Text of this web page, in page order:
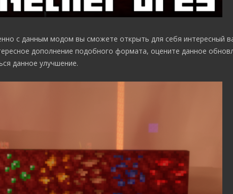
с данным модом вы сможете открыть для себя интересный
дополнение подобного формата, оцените данное
данное улучшение.